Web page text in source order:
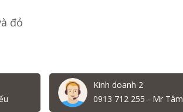
đỏ
Kinh doanh 2
0913 712 255 - Mr Tâm